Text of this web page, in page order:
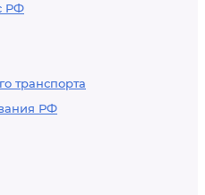
РФ
транспорта
РФ